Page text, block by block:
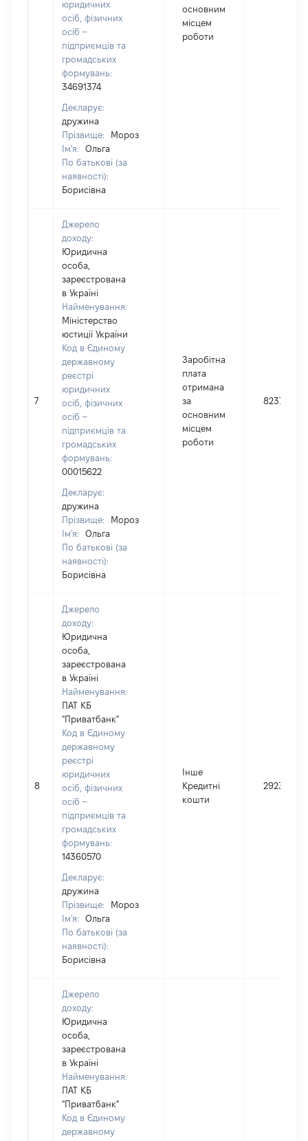
юридичних
осіб, фізичних
осіб –
підприємців та
громадських
формувань:
34691374
Декларує:
дружина
Прізвище:
Мороз
Ім'я:
Ольга
По батькові (за
наявності):
Борисівна
основним
місцем
роботи
7
Джерело
доходу:
Юридична
особа,
зареєстрована
в Україні
Найменування:
Міністерство
юстиції України
Код в Єдиному
державному
реєстрі
юридичних
осіб, фізичних
осіб –
підприємців та
громадських
формувань:
00015622
Декларує:
дружина
Прізвище:
Мороз
Ім'я:
Ольга
По батькові (за
наявності):
Борисівна
Заробітна
плата
отримана
за
основним
місцем
роботи
82379
8
Джерело
доходу:
Юридична
особа,
зареєстрована
в Україні
Найменування:
ПАТ КБ
"Приватбанк"
Код в Єдиному
державному
реєстрі
юридичних
осіб, фізичних
осіб –
підприємців та
громадських
формувань:
14360570
Декларує:
дружина
Прізвище:
Мороз
Ім'я:
Ольга
По батькові (за
наявності):
Борисівна
Інше
Кредитні
кошти
29238
Джерело
доходу:
Юридична
особа,
зареєстрована
в Україні
Найменування:
ПАТ КБ
"Приватбанк"
Код в Єдиному
державному